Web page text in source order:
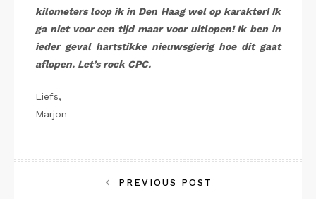
kilometers loop ik in Den Haag wel op karakter! Ik
ga niet voor een tijd maar voor uitlopen! Ik ben in
ieder geval hartstikke nieuwsgierig hoe dit gaat
aflopen. Let’s rock CPC.
Liefs,
Marjon
PREVIOUS POST